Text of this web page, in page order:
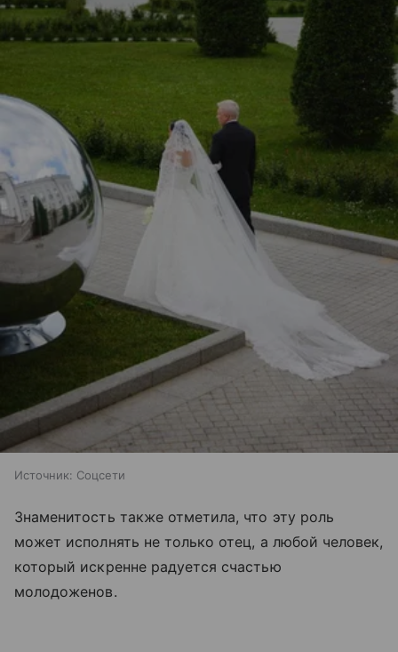
Источник: Соцсети
Знаменитость также отметила, что эту роль
может исполнять не только отец, а любой человек,
который искренне радуется счастью
молодоженов.